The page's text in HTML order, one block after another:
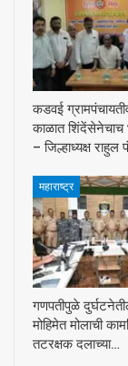
कडवई
काळात
– जिल्हाध्यक्ष राहुल
महाराष्ट्र
गणपतीपुळे
मोहिमेत मोलाची
तटरक्षक दलाच्या…